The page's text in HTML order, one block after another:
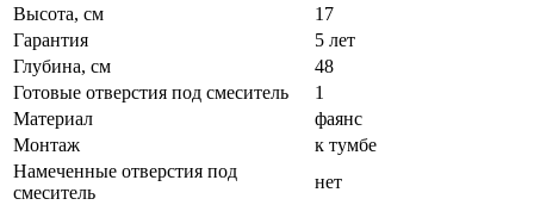
Высота, см
17
Гарантия
5 лет
Глубина, см
48
Готовые отверстия под смеситель
1
Материал
фаянс
Монтаж
к тумбе
Намеченные отверстия под
смеситель
нет